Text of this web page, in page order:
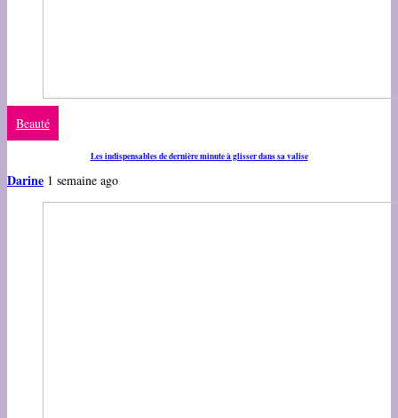
Beauté
Les indispensables de dernière minute à glisser dans sa valise
Darine 1 semaine ago